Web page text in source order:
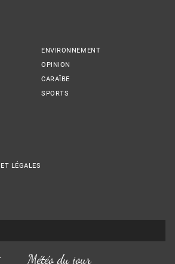
ENVIRONNEMENT
OPINION
CARAÏBE
SPORTS
LÉGALES
Météo du jour